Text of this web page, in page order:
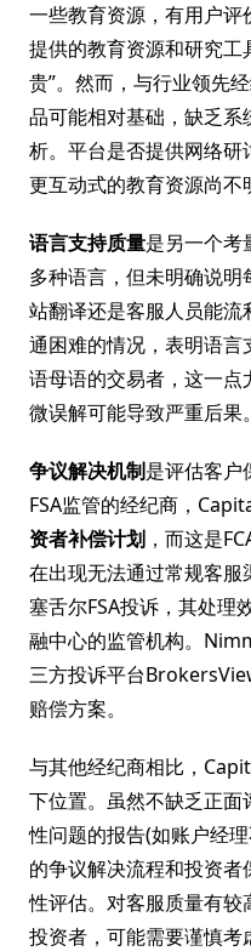
一些教育资源，有用户评
提供的教育资源和研究
贵”。然而，与行业领先
品可能相对基础，缺乏
析。平台是否提供网络
更互动式的教育资源尚不
语言支持质量是另一个考
多种语言，但未明确说
站翻译还是客服人员能
通困难的情况，表明语
语母语的交易者，这一
微误解可能导致严重后果。
争议解决机制是评估客户
FSA监管的经纪商，
资者补偿计划 ，而这是
在出现无法通过常规客服
塞舌尔FSA投诉，其处理
融中心的监管机构。
三方投诉平台
赔偿方案。
与其他经纪商相比，
下位置。虽然不缺乏正
性问题的报告(如账户经
的争议解决流程和投资
性评估。对客服质量有
投资者，可能需要谨慎考